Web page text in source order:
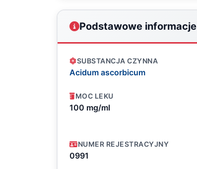
Podstawowe informacje
SUBSTANCJA CZYNNA
Acidum ascorbicum
MOC LEKU
100 mg/ml
NUMER REJESTRACYJNY
0991